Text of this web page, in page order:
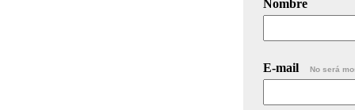
Nombre
E-mail No será